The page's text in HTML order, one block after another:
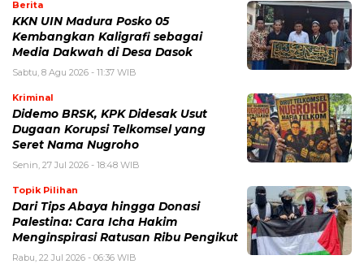
Berita
KKN UIN Madura Posko 05
Kembangkan Kaligrafi sebagai
Media Dakwah di Desa Dasok
Sabtu, 8 Agu 2026 - 11:37 WIB
Kriminal
Didemo BRSK, KPK Didesak Usut
Dugaan Korupsi Telkomsel yang
Seret Nama Nugroho
Senin, 27 Jul 2026 - 18:48 WIB
Topik Pilihan
Dari Tips Abaya hingga Donasi
Palestina: Cara Icha Hakim
Menginspirasi Ratusan Ribu Pengikut
Rabu, 22 Jul 2026 - 06:36 WIB